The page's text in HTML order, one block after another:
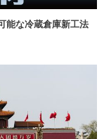
能な冷蔵倉庫新工法